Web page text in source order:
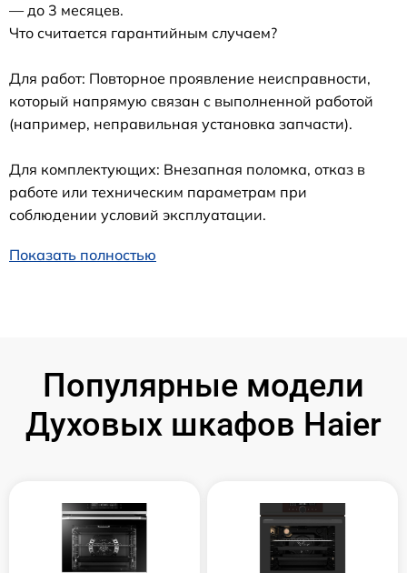
— до 3 месяцев.
Что считается гарантийным случаем?
Для работ: Повторное проявление неисправности,
который напрямую связан с выполненной работой
(например, неправильная установка запчасти).
Для комплектующих: Внезапная поломка, отказ в
работе или техническим параметрам при
соблюдении условий эксплуатации.
Показать полностью
Популярные модели
Духовых шкафов Haier